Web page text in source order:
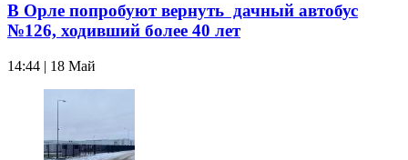
В Орле попробуют вернуть дачный автобус
№126, ходивший более 40 лет
14:44 | 18 Май